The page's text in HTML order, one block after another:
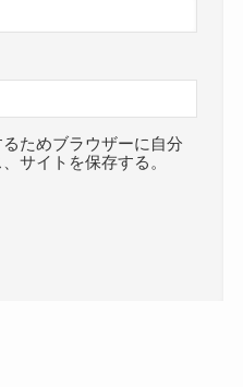
ためブラウザーに自分
サイトを保存する。